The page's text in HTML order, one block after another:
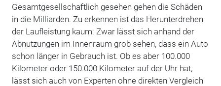
Gesamtgesellschaftlich gesehen gehen die Schäden
in die Milliarden. Zu erkennen ist das Herunterdrehen
der Laufleistung kaum: Zwar lässt sich anhand der
Abnutzungen im Innenraum grob sehen, dass ein Auto
schon länger in Gebrauch ist. Ob es aber 100.000
Kilometer oder 150.000 Kilometer auf der Uhr hat,
lässt sich auch von Experten ohne direkten Vergleich